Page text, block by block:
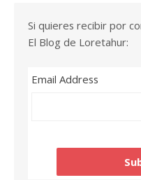
Si quieres recibir por
El Blog de Loretahur:
Email Address